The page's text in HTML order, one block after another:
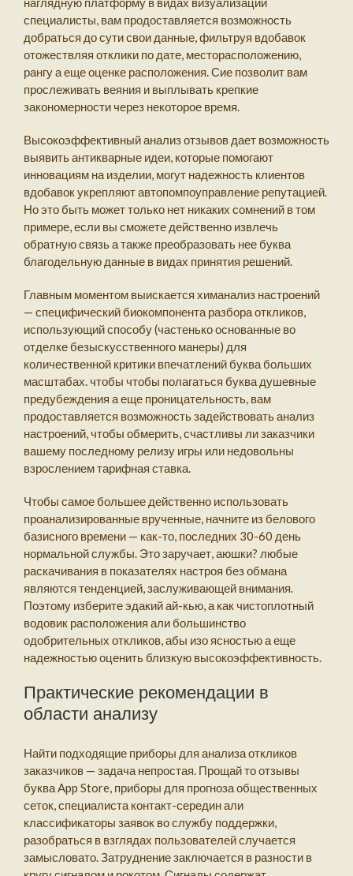
специалисты, вам продоставляется возможность
добраться до сути свои данные, фильтруя вдобавок
отожествляя отклики по дате, месторасположению,
рангу а еще оценке расположения. Сие позволит вам
прослеживать веяния и выплывать крепкие
закономерности через некоторое время.
Высокоэффективный анализ отзывов дает возможность
выявить антикварные идеи, которые помогают
инновациям на изделии, могут надежность клиентов
вдобавок укрепляют автопомпоуправление репутацией.
Но это быть может только нет никаких сомнений в том
примере, если вы сможете действенно извлечь
обратную связь а также преобразовать нее буква
благодельную данные в видах принятия решений.
Главным моментом выискается химанализ настроений
— специфический биокомпонента разбора откликов,
использующий способу (частенько основанные во
отделке безыскусственного манеры) для
количественной критики впечатлений буква больших
масштабах. чтобы чтобы полагаться буква душевные
предубеждения а еще проницательность, вам
продоставляется возможность задействовать анализ
настроений, чтобы обмерить, счастливы ли заказчики
вашему последному релизу игры или недовольны
взрослением тарифная ставка.
Чтобы самое большее действенно использовать
проанализированные врученные, начните из белового
базисного времени — как-то, последних 30-60 день
нормальной службы. Это заручает, аюшки? любые
раскачивания в показателях настроя без обмана
являются тенденцией, заслуживающей внимания.
Поэтому изберите эдакий ай-кью, а как чистоплотный
водовик расположения али большинство
одобрительных откликов, абы изо ясностью а еще
надежностью оценить близкую высокоэффективность.
Практические рекомендации в
области анализу
Найти подходящие приборы для анализа откликов
заказчиков — задача непростая. Прощай то отзывы
буква App Store, приборы для прогноза общественных
сеток, специалиста контакт-середин али
классификаторы заявок во службу поддержки,
разобраться в взглядах пользователей случается
замысловато. Затруднение заключается в разности в